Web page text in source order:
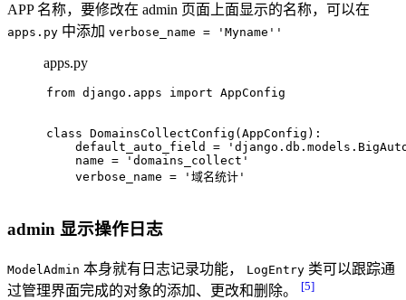
APP 名称，要修改在 admin 页面上面显示的名称，可以在
apps.py 中添加 verbose_name = 'Myname''
apps.py
from django.apps import AppConfig
class DomainsCollectConfig (AppConfig ):
    default_auto_field =
    name =
'domains_collect'
    verbose_name =
'域名统计'
admin 显示操作日志
ModelAdmin 本身就有日志记录功能， LogEntry 类可以跟踪通
过管理界面完成的对象的添加、更改和删除。
[5]